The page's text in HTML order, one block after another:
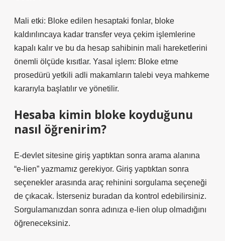
Mali etki: Bloke edilen hesaptaki fonlar, bloke
kaldırılıncaya kadar transfer veya çekim işlemlerine
kapalı kalır ve bu da hesap sahibinin mali hareketlerini
önemli ölçüde kısıtlar. Yasal işlem: Bloke etme
prosedürü yetkili adli makamların talebi veya mahkeme
kararıyla başlatılır ve yönetilir.
Hesaba kimin bloke koyduğunu
nasıl öğrenirim?
E-devlet sitesine giriş yaptıktan sonra arama alanına
“e-lien” yazmamız gerekiyor. Giriş yaptıktan sonra
seçenekler arasında araç rehinini sorgulama seçeneği
de çıkacak. İsterseniz buradan da kontrol edebilirsiniz.
Sorgulamanızdan sonra adınıza e-lien olup olmadığını
öğreneceksiniz.